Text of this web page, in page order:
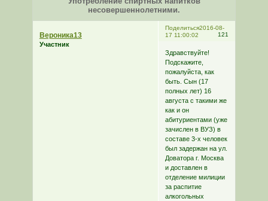
несовершеннолетними.
Поделиться
121
2016-08-
17 11:00:02
Вероника13
Участник
Здравствуйте!
Подскажите,
пожалуйста, как
быть. Сын (17
полных лет) 16
августа с такими же
как и он
абитуриентами (уже
зачислен в ВУЗ) в
составе 3-х человек
был задержан на ул.
Доватора г. Москва
и доставлен в
отделение милиции
за распитие
алкогольных